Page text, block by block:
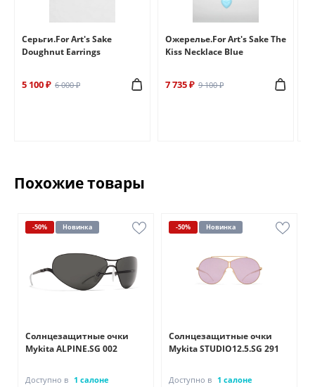
Серьги.For Art's Sake
Doughnut Earrings
5 100 ₽ 6 000 ₽
Ожерелье.For Art's Sake The
Kiss Necklace Blue
7 735 ₽ 9 100 ₽
Похожие товары
-50% Новинка
Солнцезащитные очки
Mykita ALPINE.SG 002
Доступно в 1 салоне
-50% Новинка
Солнцезащитные очки
Mykita STUDIO12.5.SG 291
Доступно в 1 салоне